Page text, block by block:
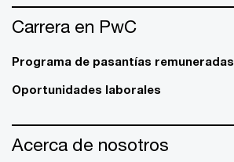
Carrera en PwC
Programa de pasantías remuneradas
Oportunidades laborales
Acerca de nosotros